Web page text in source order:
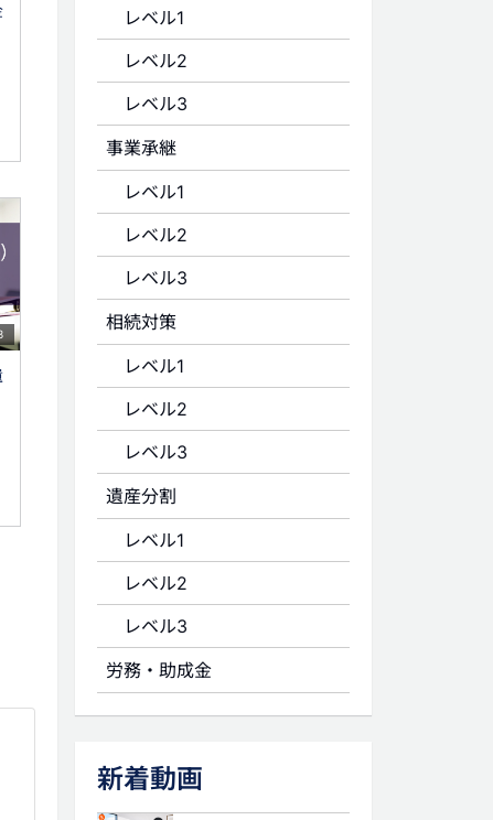
レベル1
レベル2
レベル3
事業承継
レベル1
レベル2
レベル3
相続対策
レベル1
レベル2
レベル3
遺産分割
レベル1
レベル2
レベル3
労務・助成金
新着動画